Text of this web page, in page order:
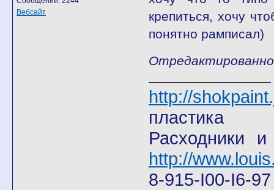
Вебсайт
крепиться, хочу
понятно рамписал)
Отредактированно
http://
пластика
Расходники
http://
8-915-I00-I6-